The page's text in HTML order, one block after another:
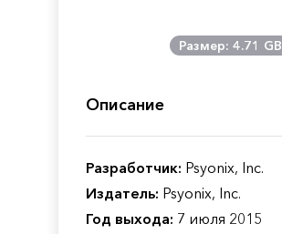
Размер: 4.71 GB
Описание
Разработчик: Psyonix, Inc.
Издатель: Psyonix, Inc.
Год выхода: 7 июля 2015